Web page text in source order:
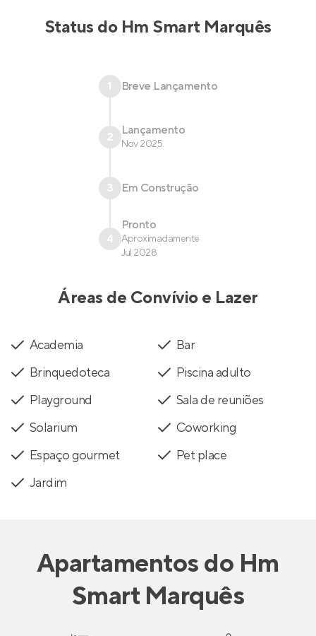
Status do Hm Smart Marquês
1 Breve Lançamento
2 Lançamento
Nov 2025
3 Em Construção
4
Pronto
Aproximadamente
Jul 2028
Áreas de Convívio e Lazer
Academia
Bar
Brinquedoteca
Piscina adulto
Playground
Sala de reuniões
Solarium
Coworking
Espaço gourmet
Pet place
Jardim
Apartamentosdo Hm
Smart Marquês